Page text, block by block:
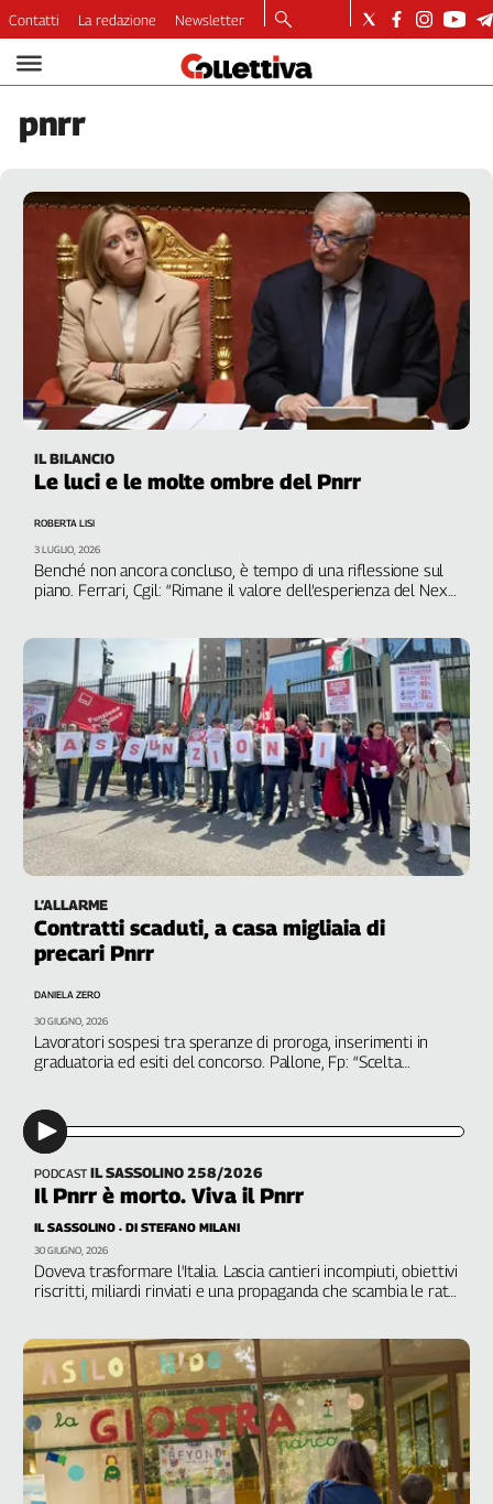
Video
Dirette
Lavoro
Ambiente
Welfare
Internazionale
Culture
Categorie
Fillea
Filt
Fisac
Flai
Flc
Fp
Nidil
Slc
Spi
Inca
Caaf
Speciali
G8
sangue
120
anni
Cgil
Collettiva
Academy
Collettiva
Play
Collettiva
Talk
La
settimana
Collettiva
Girasoli
Contatti La redazione Newsletter
pnrr
IL BILANCIO
Le luci e le molte ombre del Pnrr
Benché non ancora concluso, è tempo di una riflessione sul
piano. Ferrari, Cgil: “Rimane il valore dell’esperienza del Next
ROBERTA LISI
3 LUGLIO, 2026
L’ALLARME
Contratti scaduti, a casa migliaia di
precari Pnrr
Lavoratori sospesi tra speranze di proroga, inserimenti in
graduatoria ed esiti del concorso. Pallone, Fp: “Scelta
DANIELA ZERO
30 GIUGNO, 2026
PODCAST IL SASSOLINO 258/2026
Il Pnrr è morto. Viva il Pnrr
Doveva trasformare l'Italia. Lascia cantieri incompiuti, obiettivi
riscritti, miliardi rinviati e una propaganda che scambia le rate
IL SASSOLINO DI STEFANO MILANI
30 GIUGNO, 2026